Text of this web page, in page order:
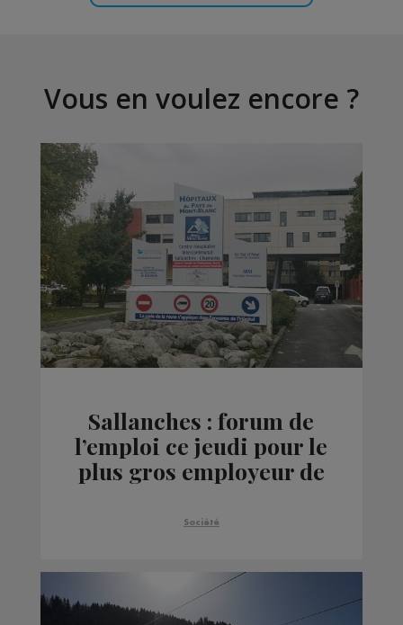
Vous en voulez encore ?
Sallanches : forum de
l’emploi ce jeudi pour le
plus gros employeur de
Société